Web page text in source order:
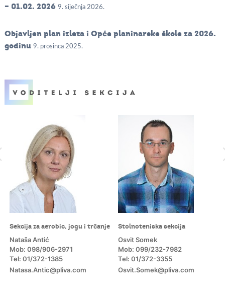
– 01.02. 2026 9. siječnja 2026.
Objavljen plan izleta i Opće planinarske škole za 2026.
godinu 9. prosinca 2025.
Sekcija za aerobic, jogu i trčanje
Nataša Antić
Mob: 098/906-2971
Tel: 01/372-1385
Natasa.Antic@pliva.com
Stolnoteniska sekcija
Osvit Somek
Mob: 099/232-7982
Tel: 01/372-3355
Osvit.Somek@pliva.com